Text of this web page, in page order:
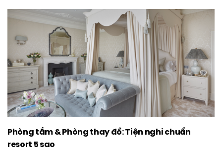
Phòng tắm & Phòng thay đồ: Tiện nghi chuẩn
resort 5 sao